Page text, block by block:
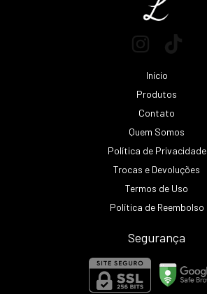
Início
Produtos
Contato
Quem Somos
Política de Privacidade
Trocas e Devoluções
Termos de Uso
Política de Reembolso
Segurança